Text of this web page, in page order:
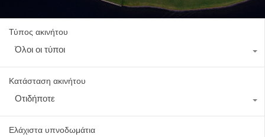
Τύπος ακινήτου
Όλοι οι τύποι
Κατάσταση ακινήτου
Οτιδήποτε
Ελάχιστα υπνοδωμάτια